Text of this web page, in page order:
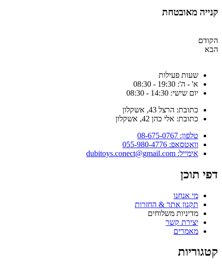
מאובטחת
שעות פעילות
א' - ה': 19:30 - 08:30
יום שישי: 14:30 - 08:30
כתובת: הרצל 43, אשקלון
כתובת: אלי כהן 42, אשקלון
טלפון: 08-675-0767
וואטסאפ: 055-980-4776
אימייל: dubitoys.conect@gmail.com
תוכן
מי אנחנו
תקנון אתר & החזרות
מדיניות משלוחים
יצירת קשר
מאמרים